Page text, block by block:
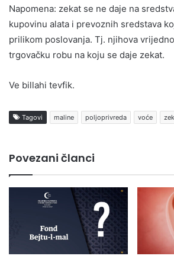
Napomena: zekat se ne daje na
kupovinu alata i prevoznih sredstava
prilikom poslovanja. Tj. njihova
trgovačku robu na koju se daje zekat.
Ve billahi tevfik.
Tagovi maline poljoprivreda voće
Povezani članci